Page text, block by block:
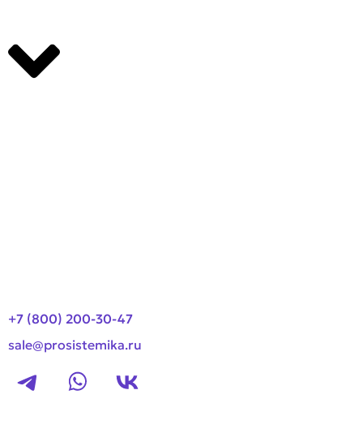
+7 (800) 200-30-47
sale@prosistemika.ru